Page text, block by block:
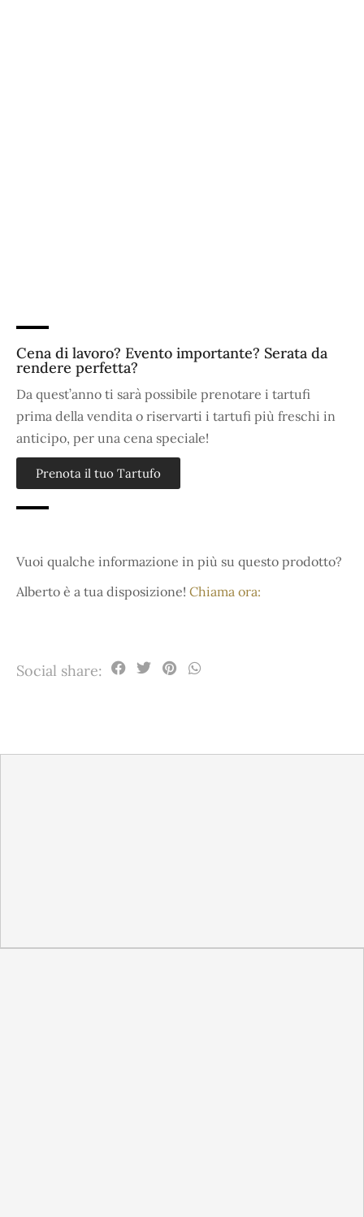
Cena di lavoro? Evento importante? Serata da
rendere perfetta?
Da quest’anno ti sarà possibile prenotare i tartufi
prima della vendita o riservarti i tartufi più freschi in
anticipo, per una cena speciale!
Prenota il tuo Tartufo
Vuoi qualche informazione in più su questo prodotto?
Alberto è a tua disposizione! Chiama ora:
Social share: